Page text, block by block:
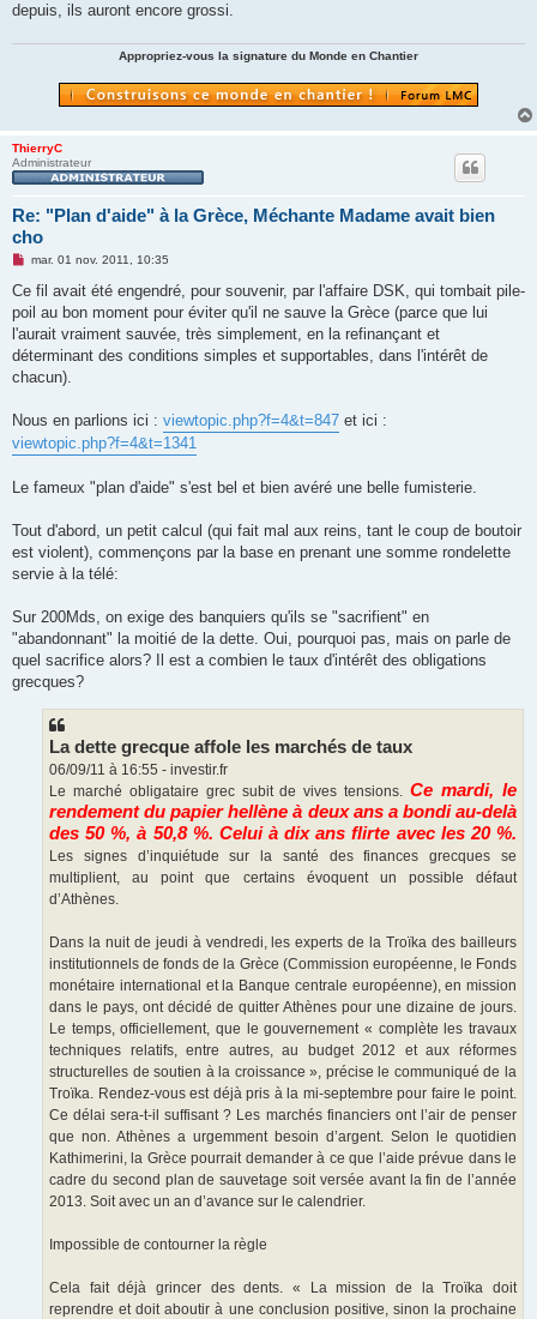
depuis, ils auront encore grossi.
Appropriez-vous la signature du Monde en Chantier
ThierryC
Administrateur
Re: "Plan d'aide" à la Grèce, Méchante Madame avait bien
cho
M
s
a
g
n
o
u
mar. 01 nov. 2011, 10:35
Ce fil avait été engendré, pour souvenir, par l'affaire DSK, qui tombait pile-
poil au bon moment pour éviter qu'il ne sauve la Grèce (parce que lui
l'aurait vraiment sauvée, très simplement, en la refinançant et
déterminant des conditions simples et supportables, dans l'intérêt de
chacun).
Nous en parlions ici : viewtopic.php?f=4&t=847 et ici :
viewtopic.php?f=4&t=1341
Le fameux "plan d'aide" s'est bel et bien avéré une belle fumisterie.
Tout d'abord, un petit calcul (qui fait mal aux reins, tant le coup de boutoir
est violent), commençons par la base en prenant une somme rondelette
servie à la télé:
Sur 200Mds, on exige des banquiers qu'ils se "sacrifient" en
"abandonnant" la moitié de la dette. Oui, pourquoi pas, mais on parle de
quel sacrifice alors? Il est a combien le taux d'intérêt des obligations
grecques?
La dette grecque affole les marchés de taux
06/09/11 à 16:55 - investir.fr
Le marché obligataire grec subit de vives tensions.Ce mardi, le
rendement du papier hellène à deux ans a bondi au-delà
des 50 %, à 50,8 %. Celui à dix ans flirte avec les 20 %.
Les signes d’inquiétude sur la santé des finances grecques se
multiplient, au point que certains évoquent un possible défaut
d’Athènes.
Dans la nuit de jeudi à vendredi, les experts de la Troïka des bailleurs
institutionnels de fonds de la Grèce (Commission européenne, le Fonds
monétaire international et la Banque centrale européenne), en mission
dans le pays, ont décidé de quitter Athènes pour une dizaine de jours.
Le temps, officiellement, que le gouvernement « complète les travaux
techniques relatifs, entre autres, au budget 2012 et aux réformes
structurelles de soutien à la croissance », précise le communiqué de la
Troïka. Rendez-vous est déjà pris à la mi-septembre pour faire le point.
Ce délai sera-t-il suffisant ? Les marchés financiers ont l’air de penser
que non. Athènes a urgemment besoin d’argent. Selon le quotidien
Kathimerini, la Grèce pourrait demander à ce que l’aide prévue dans le
cadre du second plan de sauvetage soit versée avant la fin de l’année
2013. Soit avec un an d’avance sur le calendrier.
Impossible de contourner la règle
Cela fait déjà grincer des dents. « La mission de la Troïka doit
reprendre et doit aboutir à une conclusion positive, sinon la prochaine